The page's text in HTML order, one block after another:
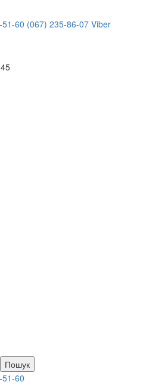
60 (067) 235-86-07 Viber
Пошук
60